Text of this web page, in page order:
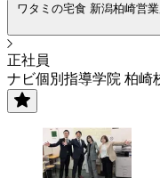
ワタミの宅食 新潟柏崎営
正社員
ナビ個別指導学院 柏崎